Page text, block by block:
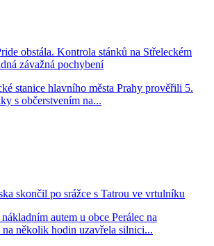
obstála. Kontrola stánků na Střeleckém
závažná pochybení
stanice hlavního města Prahy prověřili 5.
s občerstvením na...
skončil po srážce s Tatrou ve vrtulníku
autem u obce Perálec na
několik hodin uzavřela silnici...